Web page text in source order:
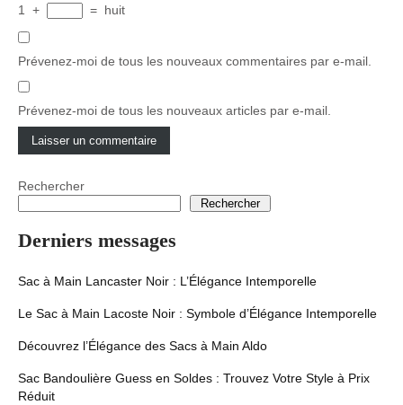
1
+ = huit
Prévenez-moi de tous les nouveaux commentaires par e-mail.
Prévenez-moi de tous les nouveaux articles par e-mail.
Rechercher
Rechercher
Derniers messages
Sac à Main Lancaster Noir : L’Élégance Intemporelle
Le Sac à Main Lacoste Noir : Symbole d’Élégance Intemporelle
Découvrez l’Élégance des Sacs à Main Aldo
Sac Bandoulière Guess en Soldes : Trouvez Votre Style à Prix
Réduit